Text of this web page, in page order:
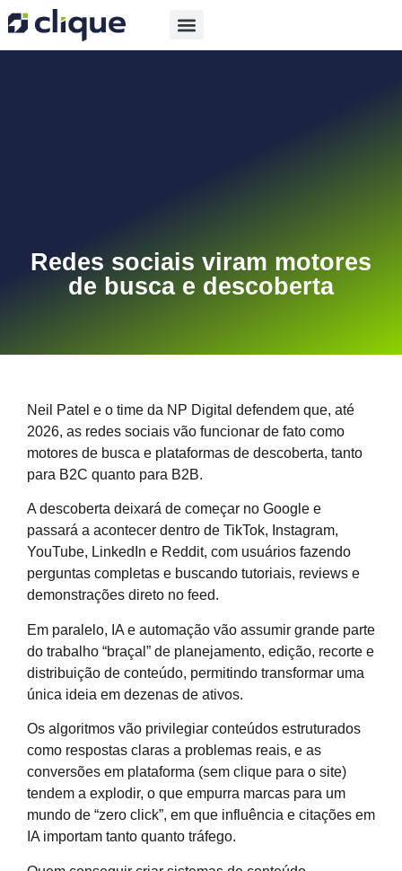
Redes sociais viram motores
de busca e descoberta
Neil Patel e o time da NP Digital defendem que, até
2026, as redes sociais vão funcionar de fato como
motores de busca e plataformas de descoberta, tanto
para B2C quanto para B2B.
A descoberta deixará de começar no Google e
passará a acontecer dentro de TikTok, Instagram,
YouTube, LinkedIn e Reddit, com usuários fazendo
perguntas completas e buscando tutoriais, reviews e
demonstrações direto no feed.
Em paralelo, IA e automação vão assumir grande parte
do trabalho “braçal” de planejamento, edição, recorte e
distribuição de conteúdo, permitindo transformar uma
única ideia em dezenas de ativos.
Os algoritmos vão privilegiar conteúdos estruturados
como respostas claras a problemas reais, e as
conversões em plataforma (sem clique para o site)
tendem a explodir, o que empurra marcas para um
mundo de “zero click”, em que influência e citações em
IA importam tanto quanto tráfego.